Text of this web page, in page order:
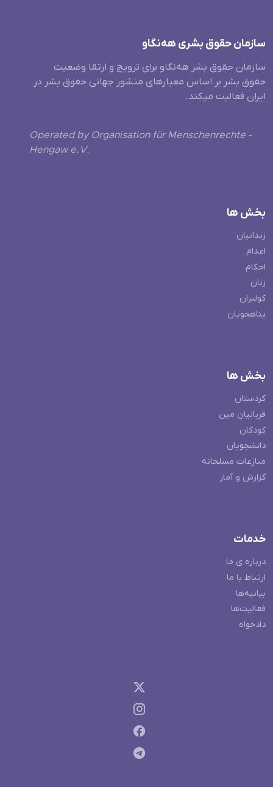
سازمان حقوق بشری هەنگاو
سازمان حقوق بشر هه‌نگاو برای ترویج و ارتقا وضعیت
حقوق بشر بر اساس معیارهای منشور جهانی حقوق بشر در
ایران فعالیت میکند.
Operated by Organisation für Menschenrechte -
Hengaw e.V.
بخش ها
زندانیان
اعدام
احکام
زنان
کولبران
پناهجویان
بخش ها
کردستان
قربانیان مین
کودکان
دانشجویان
منازعات مسلحانه
گزارش و آمار
خدمات
درباره ی ما
ارتباط با ما
بیانیه‌ها
فعالیت‌ها
دادخواه